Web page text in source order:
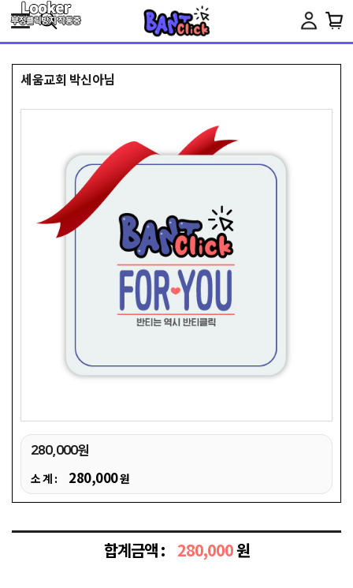
Toggle
세움교회 박신아님
280,000원
소 계 : 280,000원
합계금액 : 280,000원